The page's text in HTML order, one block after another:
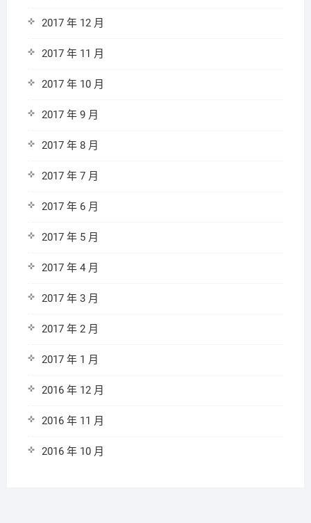
2017 年 12 月
2017 年 11 月
2017 年 10 月
2017 年 9 月
2017 年 8 月
2017 年 7 月
2017 年 6 月
2017 年 5 月
2017 年 4 月
2017 年 3 月
2017 年 2 月
2017 年 1 月
2016 年 12 月
2016 年 11 月
2016 年 10 月